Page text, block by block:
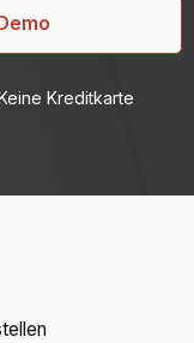
Kreditkarte